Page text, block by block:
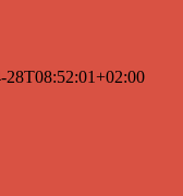
28T08:52:01+02:00